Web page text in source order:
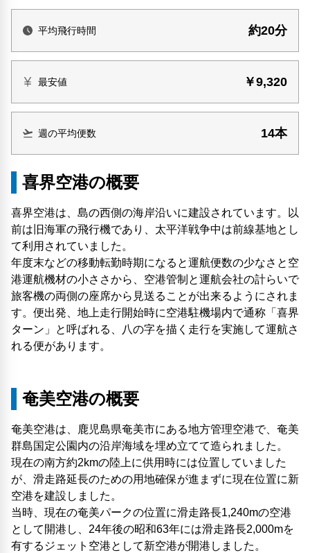
平均飛行時間 約20分
最安値 ￥9,320
週の平均便数 14本
喜界空港の概要
喜界空港は、島の西側の海岸沿いに建設されています。以
前は旧海軍の飛行機であり、太平洋戦争中は前線基地とし
て利用されていました。
年度末などの移動転勤時期になると運航便数の少なさと空
港運航機材の小ささから、空港管制と運航会社の計らいで
旅客機の両側の座席から見送ることが出来るようにされま
す。便出発、地上走行開始時に空港駐機場内で通称「喜界
ターン」と呼ばれる、八の字を描く走行を実施して運航さ
れる便があります。
奄美空港の概要
奄美空港は、鹿児島県奄美市にある地方管理空港で、奄美
群島国定公園内の沿岸海域を埋め立てて造られました。
現在の南方約2kmの陸上に供用時には位置していました
が、滑走路延長のための用地確保が進まずに現在位置に新
空港を建設しました。
当時、現在の奄美パークの位置に滑走路長1,240mの空港
として開港し、24年後の昭和63年には滑走路長2,000mを
有するジェット空港として新空港が開港しました。